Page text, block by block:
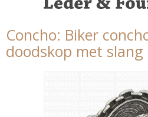
Concho: Biker
doodskop met